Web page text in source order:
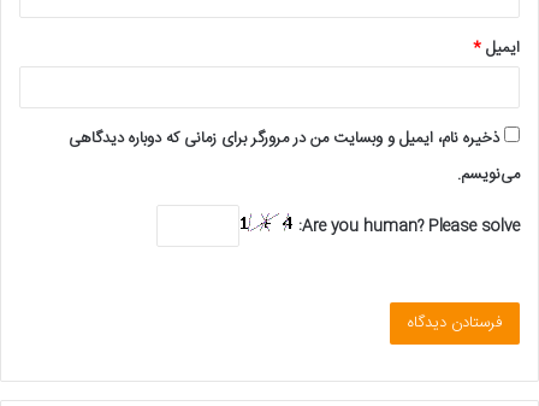
ایمیل*
ذخیره نام، ایمیل و وبسایت من در مرورگر برای زمانی که دوباره دیدگاهی
می‌نویسم.
Are you human? Please solve: